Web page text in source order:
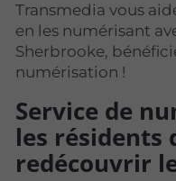
Transmedia vous
en les numérisant
Sherbrooke,
numérisation !
Service de
les résidents
redécouvrir